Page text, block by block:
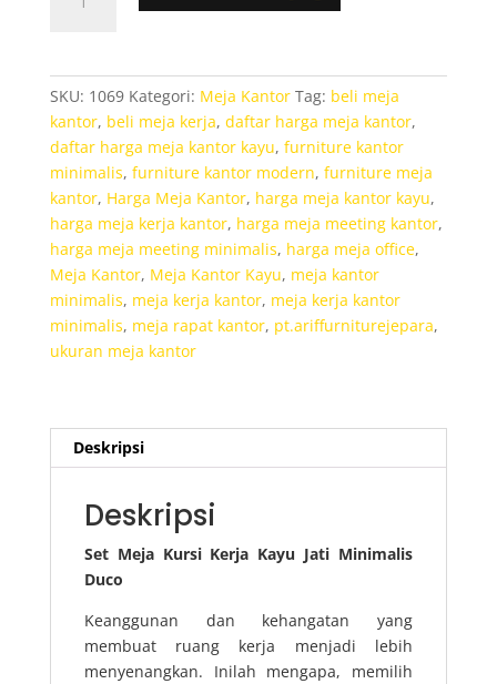
Kayu
Jati
Minimalis
Duco
SKU: 1069 Kategori: Meja Kantor Tag: beli meja
kantor, beli meja kerja, daftar harga meja kantor,
daftar harga meja kantor kayu, furniture kantor
minimalis, furniture kantor modern, furniture meja
kantor, Harga Meja Kantor, harga meja kantor kayu,
harga meja kerja kantor, harga meja meeting kantor,
harga meja meeting minimalis, harga meja office,
Meja Kantor, Meja Kantor Kayu, meja kantor
minimalis, meja kerja kantor, meja kerja kantor
minimalis, meja rapat kantor, pt.ariffurniturejepara,
ukuran meja kantor
Deskripsi
Deskripsi
Set Meja Kursi Kerja Kayu Jati Minimalis
Duco
Keanggunan dan kehangatan yang
membuat ruang kerja menjadi lebih
menyenangkan. Inilah mengapa, memilih